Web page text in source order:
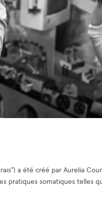
a été créé par Aurelia
pratiques somatiques telles